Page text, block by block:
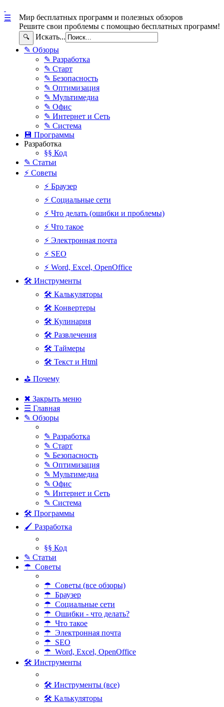
Мир бесплатных программ и полезных обзоров
Решите свои проблемы с помощью бесплатных программ!
🔍 Искать...
☰
✎ Обзоры
✎ Разработка
✎ Старт
✎ Безопасность
✎ Оптимизация
✎ Мультимедиа
✎ Офис
✎ Интернет и Сеть
✎ Система
💾 Программы
Разработка
§§ Код
✎ Статьи
⚡ Советы
⚡ Браузер
⚡ Социальные сети
⚡ Что делать (ошибки и проблемы)
⚡ Что такое
⚡ Электронная почта
⚡ SEO
⚡ Word, Excel, OpenOffice
🛠 Инструменты
🛠 Калькуляторы
🛠 Конвертеры
🛠 Кулинария
🛠 Развлечения
🛠 Таймеры
🛠 Текст и Html
⛳ Почему
✖ Закрыть меню
☰ Главная
✎ Обзоры
✎ Разработка
✎ Старт
✎ Безопасность
✎ Оптимизация
✎ Мультимедиа
✎ Офис
✎ Интернет и Сеть
✎ Система
🛠 Программы
🖌 Разработка
§§ Код
✎ Статьи
☂ Советы
☂ Советы (все обзоры)
☂ Браузер
☂ Социальные сети
☂ Ошибки - что делать?
☂ Что такое
☂ Электронная почта
☂ SEO
☂ Word, Excel, OpenOffice
🛠 Инструменты
🛠 Инструменты (все)
🛠 Калькуляторы